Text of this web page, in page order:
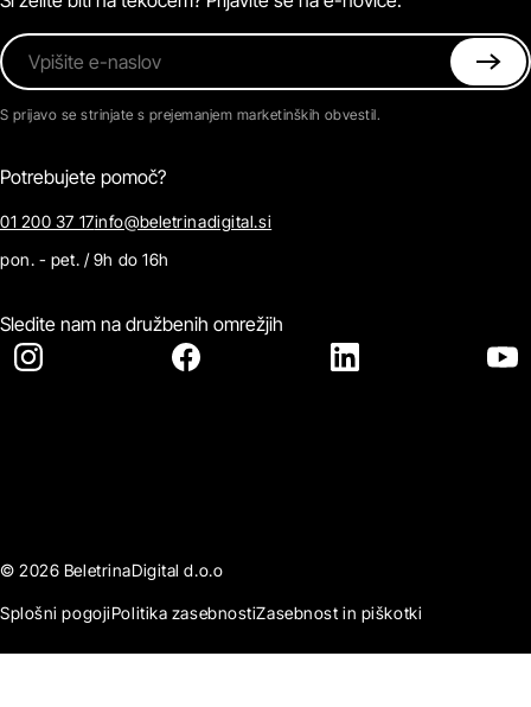
Vpišite e-naslov
S prijavo se strinjate s prejemanjem marketinških obvestil.
Potrebujete pomoč?
01 200 37 17info@beletrinadigital.si
pon. - pet. / 9h do 16h
Sledite nam na družbenih omrežjih
© 2026 BeletrinaDigital d.o.o
Splošni pogojiPolitika zasebnostiZasebnost in piškotki